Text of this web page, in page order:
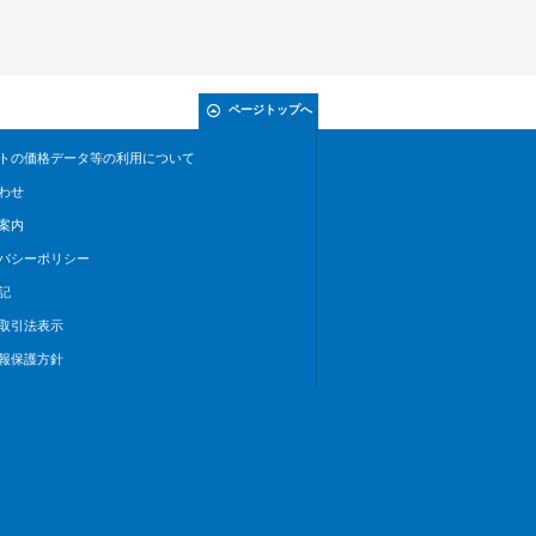
ページトップへ
の価格データ等の利用について
せ
内
シーポリシー
引法表示
保護方針